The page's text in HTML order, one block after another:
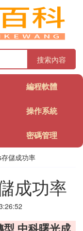
搜索內容
編程軟體
操作系統
密碼管理
儲成功率
成功率